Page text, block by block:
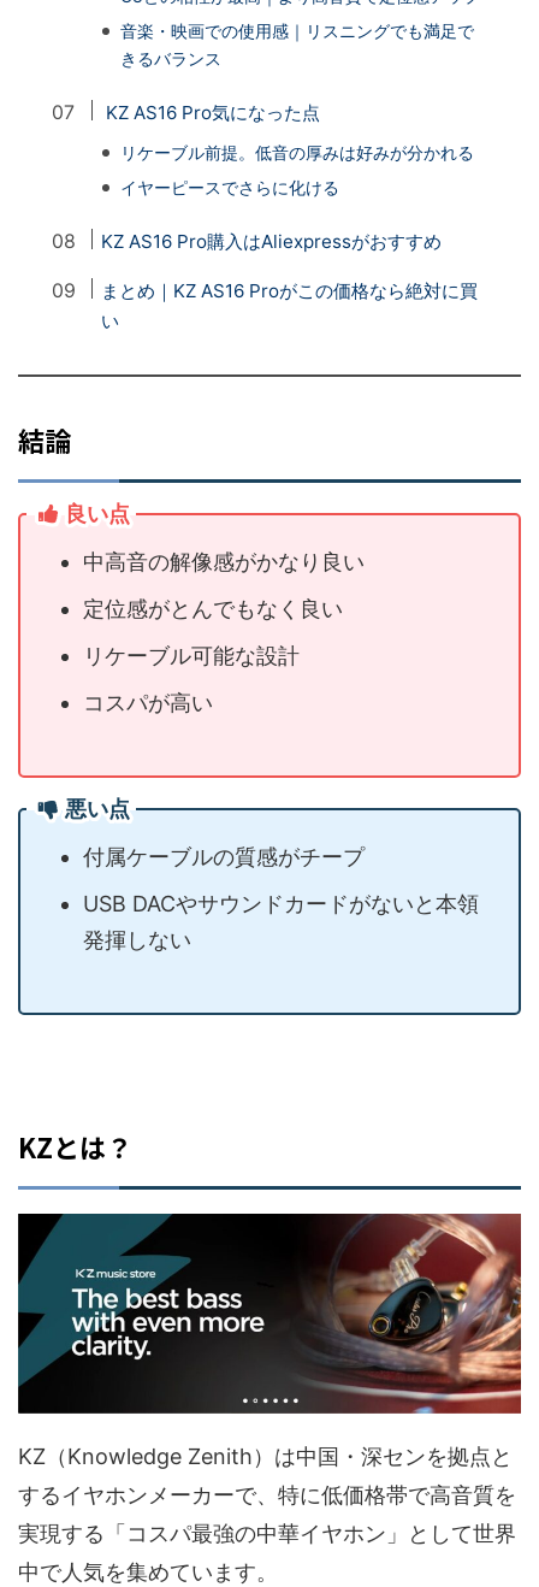
音楽・映画での使用感｜リスニングでも満足で
きるバランス
KZ AS16 Pro気になった点
リケーブル前提。低音の厚みは好みが分かれる
イヤーピースでさらに化ける
KZ AS16 Pro購入はAliexpressがおすすめ
まとめ｜KZ AS16 Proがこの価格なら絶対に買
い
結論
良い点
中高音の解像感がかなり良い
定位感がとんでもなく良い
リケーブル可能な設計
コスパが高い
悪い点
付属ケーブルの質感がチープ
USB DACやサウンドカードがないと本領
発揮しない
KZとは？
KZ（Knowledge Zenith）は中国・深センを拠点と
するイヤホンメーカーで、特に低価格帯で高音質を
実現する「コスパ最強の中華イヤホン」として世界
中で人気を集めています。